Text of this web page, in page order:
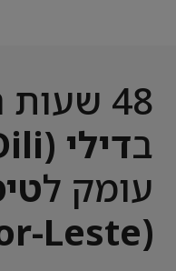
48
בדילי (Dili)
עומק ל
(Timor-Leste)